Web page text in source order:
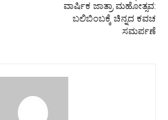
ವಾರ್ಷಿಕ ಜಾತ್ರಾ ಮಹೋತ್ಸವ:
ಬಲಿಬಿಂಬಕ್ಕೆ ಚಿನ್ನದ ಕವಚ
ಸಮರ್ಪಣೆ